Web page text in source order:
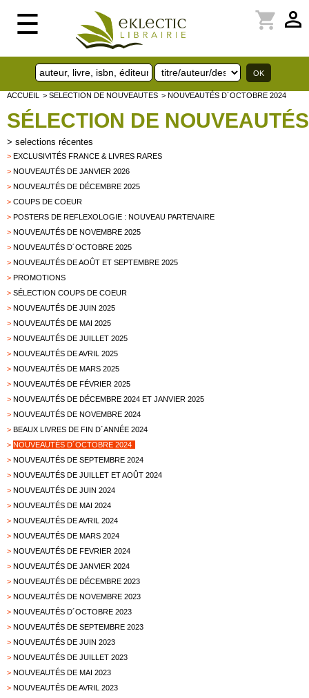
☰ perm_identity
shopping_cart
ACCUEIL > SELECTION DE NOUVEAUTES > NOUVEAUTÉS D´OCTOBRE 2024
SÉLECTION DE NOUVEAUTÉS
> selections récentes
> EXCLUSIVITÉS FRANCE & LIVRES RARES
> NOUVEAUTÉS DE JANVIER 2026
> NOUVEAUTÉS DE DÉCEMBRE 2025
> COUPS DE COEUR
> POSTERS DE REFLEXOLOGIE : NOUVEAU PARTENAIRE
> NOUVEAUTÉS DE NOVEMBRE 2025
> NOUVEAUTÉS D´OCTOBRE 2025
> NOUVEAUTÉS DE AOÛT ET SEPTEMBRE 2025
> PROMOTIONS
> SÉLECTION COUPS DE COEUR
> NOUVEAUTÉS DE JUIN 2025
> NOUVEAUTÉS DE MAI 2025
> NOUVEAUTÉS DE JUILLET 2025
> NOUVEAUTÉS DE AVRIL 2025
> NOUVEAUTÉS DE MARS 2025
> NOUVEAUTÉS DE FÉVRIER 2025
> NOUVEAUTÉS DE DÉCEMBRE 2024 ET JANVIER 2025
> NOUVEAUTÉS DE NOVEMBRE 2024
> BEAUX LIVRES DE FIN D´ANNÉE 2024
> NOUVEAUTÉS D´OCTOBRE 2024
> NOUVEAUTÉS DE SEPTEMBRE 2024
> NOUVEAUTÉS DE JUILLET ET AOÛT 2024
> NOUVEAUTÉS DE JUIN 2024
> NOUVEAUTÉS DE MAI 2024
> NOUVEAUTÉS DE AVRIL 2024
> NOUVEAUTÉS DE MARS 2024
> NOUVEAUTÉS DE FEVRIER 2024
> NOUVEAUTÉS DE JANVIER 2024
> NOUVEAUTÉS DE DÉCEMBRE 2023
> NOUVEAUTÉS DE NOVEMBRE 2023
> NOUVEAUTÉS D´OCTOBRE 2023
> NOUVEAUTÉS DE SEPTEMBRE 2023
> NOUVEAUTÉS DE JUIN 2023
> NOUVEAUTÉS DE JUILLET 2023
> NOUVEAUTÉS DE MAI 2023
> NOUVEAUTÉS DE AVRIL 2023